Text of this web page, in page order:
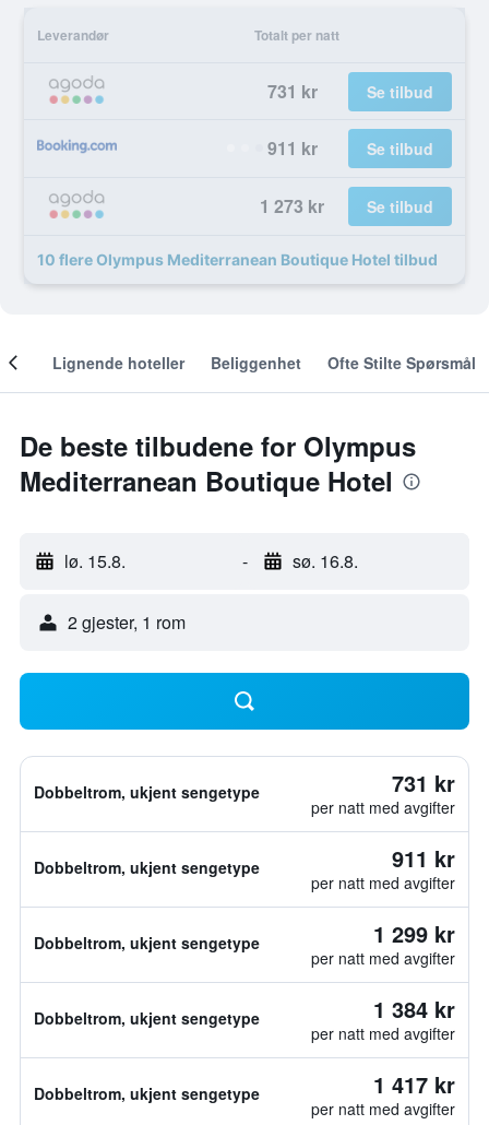
Leverandør Totalt per natt
731 kr Se tilbud
911 kr Se tilbud
1 273 kr Se tilbud
10 flere Olympus Mediterranean Boutique Hotel tilbud
Lignende hoteller Beliggenhet Ofte Stilte Spørsmål
De beste tilbudene for Olympus
Mediterranean Boutique Hotel
lø. 15.8. - sø. 16.8.
2 gjester, 1 rom
Dobbeltrom, ukjent sengetype 731 kr
per natt med avgifter
Dobbeltrom, ukjent sengetype 911 kr
per natt med avgifter
Dobbeltrom, ukjent sengetype 1 299 kr
per natt med avgifter
Dobbeltrom, ukjent sengetype 1 384 kr
per natt med avgifter
Dobbeltrom, ukjent sengetype 1 417 kr
per natt med avgifter